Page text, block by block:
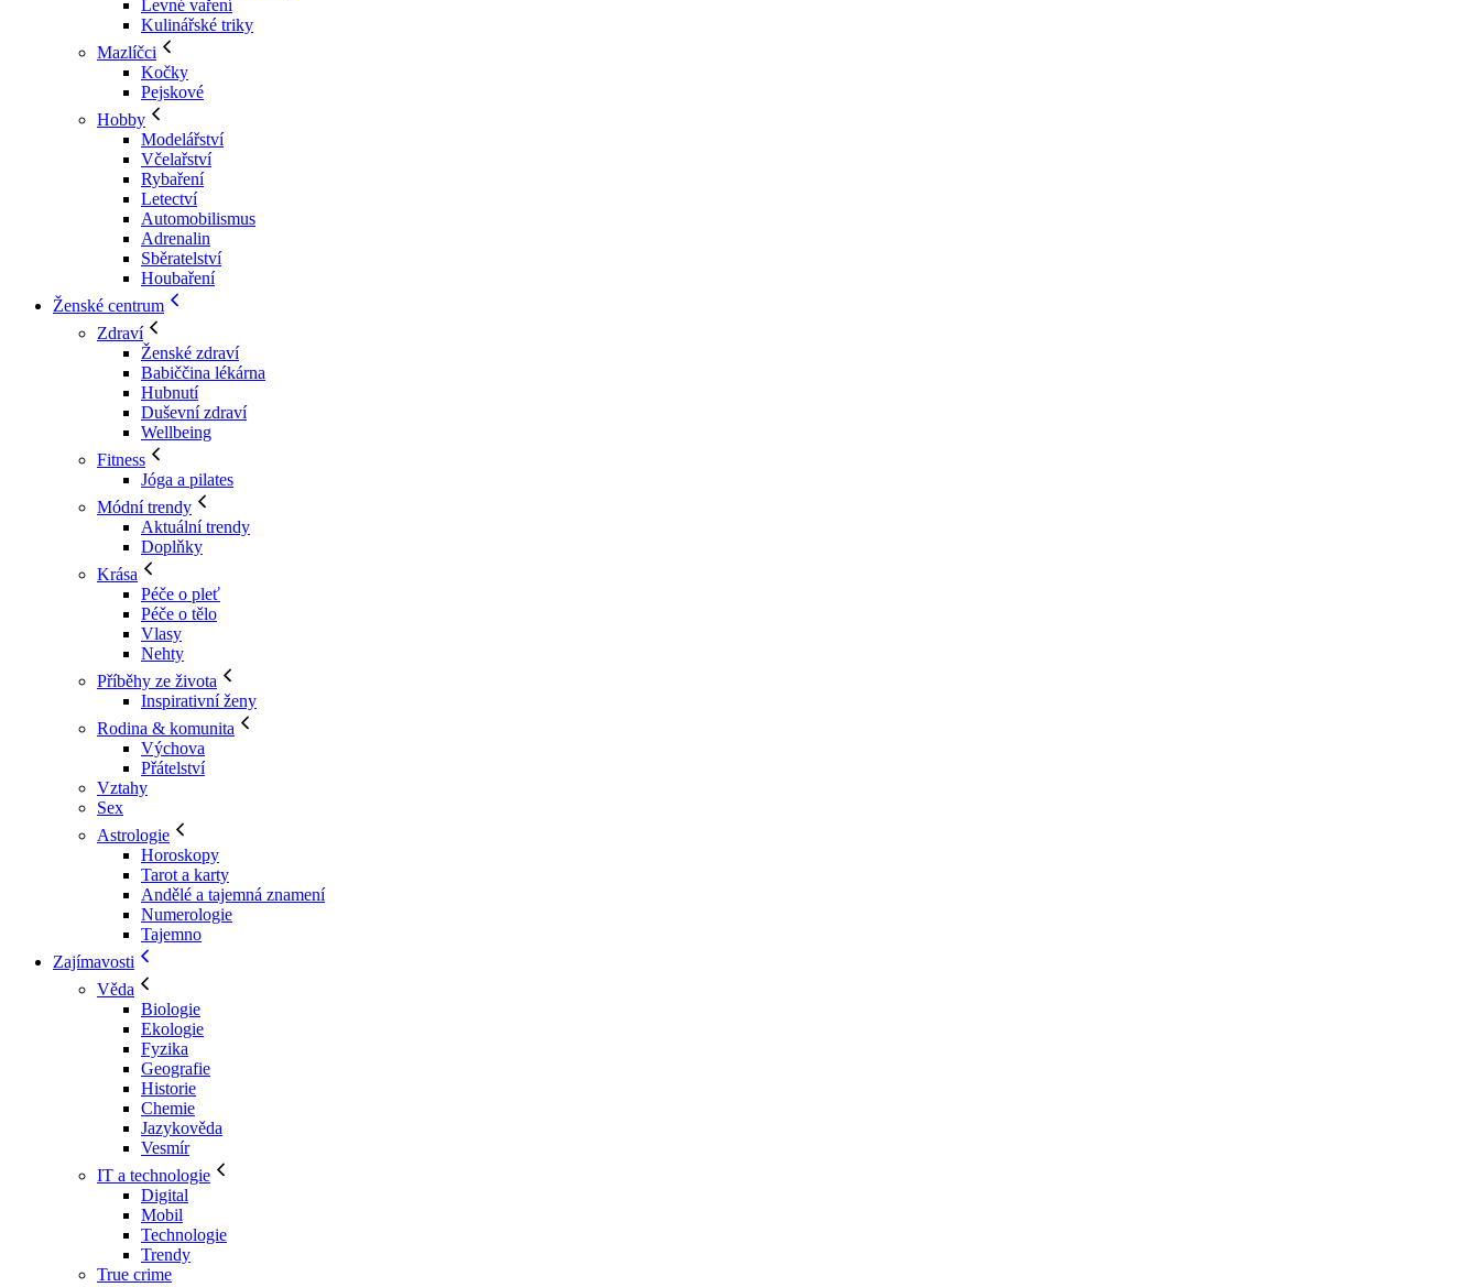
Levné vaření
Kulinářské triky
Mazlíčci
Kočky
Pejskové
Hobby
Modelářství
Včelařství
Rybaření
Letectví
Automobilismus
Adrenalin
Sběratelství
Houbaření
Ženské centrum
Zdraví
Ženské zdraví
Babiččina lékárna
Hubnutí
Duševní zdraví
Wellbeing
Fitness
Jóga a pilates
Módní trendy
Aktuální trendy
Doplňky
Krása
Péče o pleť
Péče o tělo
Vlasy
Nehty
Příběhy ze života
Inspirativní ženy
Rodina & komunita
Výchova
Přátelství
Vztahy
Sex
Astrologie
Horoskopy
Tarot a karty
Andělé a tajemná znamení
Numerologie
Tajemno
Zajímavosti
Věda
Biologie
Ekologie
Fyzika
Geografie
Historie
Chemie
Jazykověda
Vesmír
IT a technologie
Digital
Mobil
Technologie
Trendy
True crime